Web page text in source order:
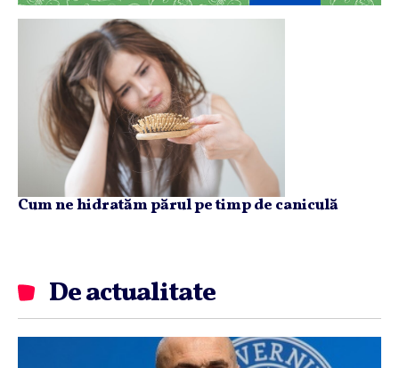
Cum ne hidratăm părul pe timp de caniculă
De actualitate